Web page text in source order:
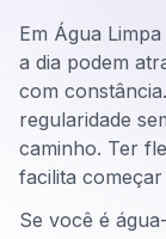
Em Água
a dia podem
com
regularidade
caminho. Ter
facilita
Se você é